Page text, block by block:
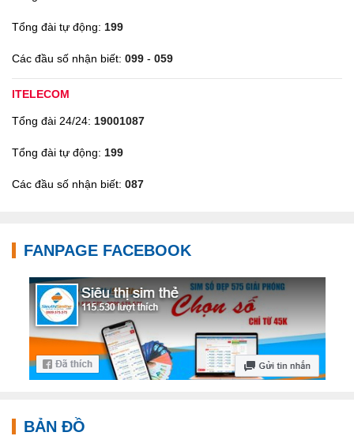
Tổng đài tự động: 199
Các đầu số nhận biết: 099 - 059
ITELECOM
Tổng đài 24/24: 19001087
Tổng đài tự động: 199
Các đầu số nhận biết: 087
FANPAGE FACEBOOK
BẢN ĐỒ